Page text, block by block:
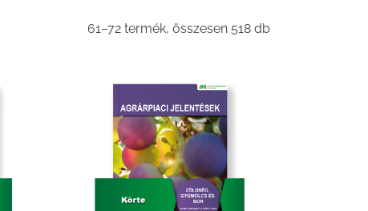
61–72 termék, összesen 518 dbSorted